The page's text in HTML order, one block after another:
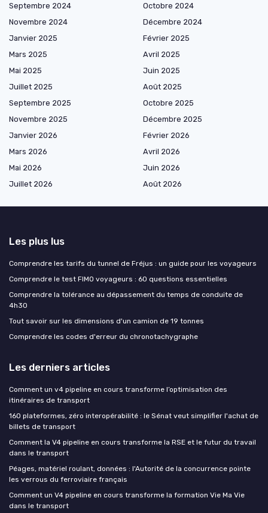
Septembre 2024
Octobre 2024
Novembre 2024
Décembre 2024
Janvier 2025
Février 2025
Mars 2025
Avril 2025
Mai 2025
Juin 2025
Juillet 2025
Août 2025
Septembre 2025
Octobre 2025
Novembre 2025
Décembre 2025
Janvier 2026
Février 2026
Mars 2026
Avril 2026
Mai 2026
Juin 2026
Juillet 2026
Août 2026
Les plus lus
Comprendre les tarifs du tunnel de Fréjus : un guide pour les voyageurs
Comprendre le test FIMO voyageurs : 60 questions essentielles
Comprendre la tolérance au dépassement du temps de conduite de
4h30
Tout savoir sur les dimensions d'un camion de 19 tonnes
Comprendre les codes d'erreur du chronotachygraphe
Les derniers articles
Comment un v4 pipeline en cours transforme l’optimisation des
itinéraires de transport
160 plateformes, zéro interopérabilité : le Sénat veut simplifier l'achat de
billets de transport
Comment la V4 pipeline en cours transforme la RSE et le futur du travail
dans le transport
Péages, matériel roulant, données : l'Autorité de la concurrence pointe
les verrous du ferroviaire français
Comment un V4 pipeline en cours transforme la formation Vie Ma Vie
dans le transport